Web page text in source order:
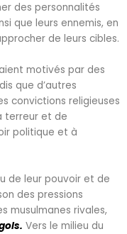
des personnalités
que leurs ennemis, en
de leurs cibles.
motivés par des
que d’autres
convictions religieuses
terreur et de
politique et à
de leur pouvoir et de
des pressions
musulmanes rivales,
Vers le milieu du